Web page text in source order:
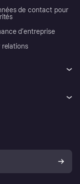
de contact pour
d’entreprise
relations